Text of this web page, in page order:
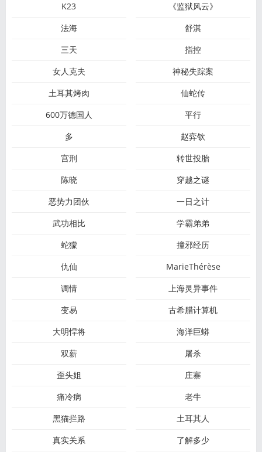
K23
《监狱风云》
法海
舒淇
三天
指控
女人克夫
神秘失踪案
土耳其烤肉
仙蛇传
600万德国人
平行
多
赵弈钦
宫刑
转世投胎
陈晓
穿越之谜
恶势力团伙
一日之计
武功相比
学霸弟弟
蛇獴
撞邪经历
仇仙
MarieThérèse
调情
上海灵异事件
变易
古希腊计算机
大明悍将
海洋巨蟒
双薪
屠杀
歪头姐
庄寨
痛冷病
老牛
黑猫拦路
土耳其人
真实关系
了解多少